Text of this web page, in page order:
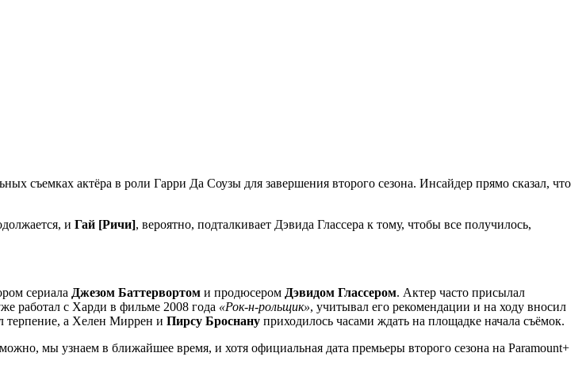
съемках актёра в роли Гарри Да Соузы для завершения второго сезона. Инсайдер прямо сказал, что
и Гай [Ричи], вероятно, подталкивает Дэвида Глассера к тому, чтобы все получилось,
сериала Джезом Баттервортом и продюсером Дэвидом Глассером. Актер часто присылал
работал с Харди в фильме 2008 года «Рок-н-рольщик», учитывал его рекомендации и на ходу вносил
терпение, а Хелен Миррен и Пирсу Броснану приходилось часами ждать на площадке начала съёмок.
мы узнаем в ближайшее время, и хотя официальная дата премьеры второго сезона на Paramount+